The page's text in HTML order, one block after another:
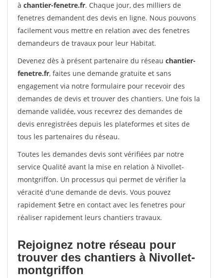
à chantier-fenetre.fr. Chaque jour, des milliers de
fenetres demandent des devis en ligne. Nous pouvons
facilement vous mettre en relation avec des fenetres
demandeurs de travaux pour leur Habitat.
Devenez dès à présent partenaire du réseau chantier-
fenetre.fr, faites une demande gratuite et sans
engagement via notre formulaire pour recevoir des
demandes de devis et trouver des chantiers. Une fois la
demande validée, vous recevrez des demandes de
devis enregistrées depuis les plateformes et sites de
tous les partenaires du réseau.
Toutes les demandes devis sont vérifiées par notre
service Qualité avant la mise en relation à Nivollet-
montgriffon. Un processus qui permet de vérifier la
véracité d'une demande de devis. Vous pouvez
rapidement $etre en contact avec les fenetres pour
réaliser rapidement leurs chantiers travaux.
Rejoignez notre réseau pour
trouver des chantiers à Nivollet-
montgriffon